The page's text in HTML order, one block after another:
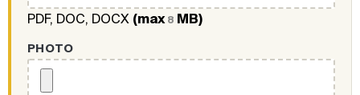
PDF, DOC, DOCX (max 8 MB)
PHOTO